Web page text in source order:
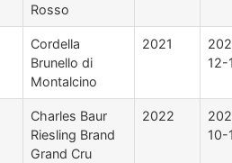
Rosso
Cordella
Brunello di
Montalcino
2021
12-
Charles Baur
Riesling Brand
Grand Cru
2022
10-